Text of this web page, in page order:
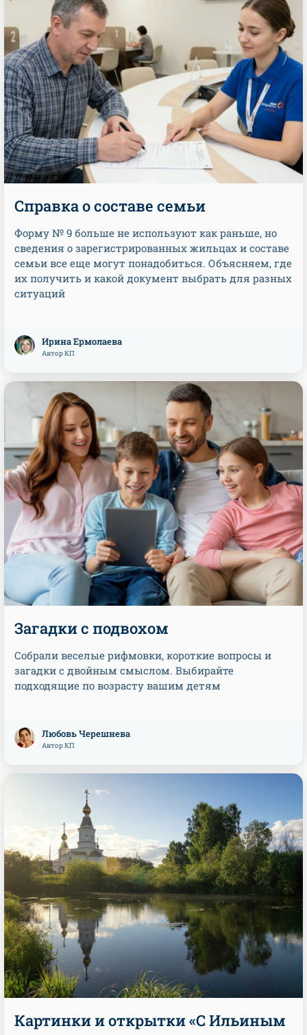
Справка о составе семьи
Форму № 9 больше не используют как раньше, но
сведения о зарегистрированных жильцах и составе
семьи все еще могут понадобиться. Объясняем, где
их получить и какой документ выбрать для разных
ситуаций
Ирина Ермолаева
Автор КП
Загадки с подвохом
Собрали веселые рифмовки, короткие вопросы и
загадки с двойным смыслом. Выбирайте
подходящие по возрасту вашим детям
Любовь Черешнева
Автор КП
Картинки и открытки «С Ильиным